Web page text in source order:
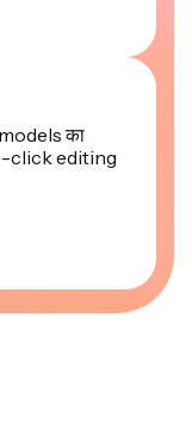
का
click editing